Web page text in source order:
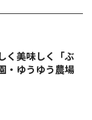
く美味しく「ぶ
・ゆうゆう農場